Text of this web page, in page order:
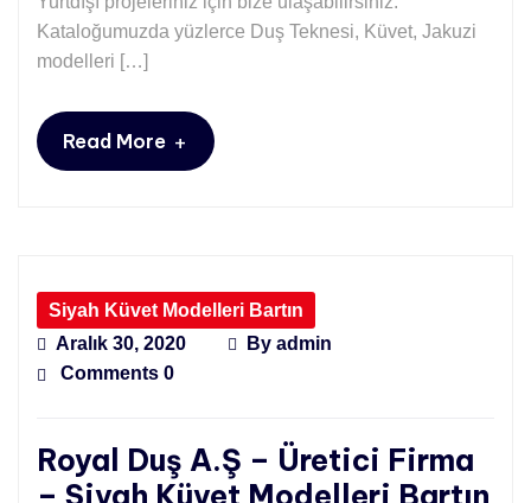
Kataloğumuzda yüzlerce Duş Teknesi, Küvet, Jakuzi
modelleri […]
Read More +
Siyah Küvet Modelleri Bartın
Aralık 30, 2020
By admin
Comments 0
Royal Duş A.Ş – Üretici Firma